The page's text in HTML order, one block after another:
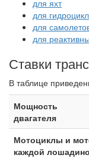
для яхт
для
для
для
Ставки
В таблице
Мощность
двагателя
Мотоциклы и
каждой